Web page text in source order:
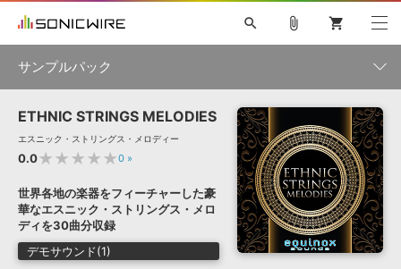
ソフト音源 »
プラグイン・エフェクト »
サンプルパック »
キャンペーン »
特集 »
製品サポート情報 »
search
初音ミク NT 鏡音リン・レン V4X 巡音ルカ V4X
MEIKO V3
KAITO V3
VOCALOID TOONTRACK
SPITFIRE AUDIO
VIENNA
EZ DRUMMER 3
ライセンスフリーBGM
サンプルパックを試そう
ボーカル抜き出し
DUBSTEP
ELECTRONICA
EDM TRANCE MUTANT
ROUTER.FM
attach_file shopping_cart
サンプルパック
製品一覧
ジャンル
メーカー
ETHNIC STRINGS MELODIES
エスニック・ストリングス・メロディー
0.0★★★★★0 »
世界各地の楽器をフィーチャーした豪
華なエスニック・ストリングス・メロ
ディを30曲分収録
デモサウンド(1)